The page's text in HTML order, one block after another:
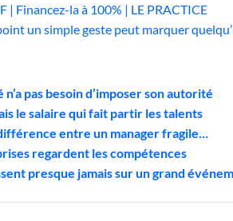
| Financez-la à 100% | LE PRACTICE
un simple geste peut marquer
pas besoin d’imposer son autorité
le salaire qui fait partir les talents
entre un manager fragile…
regardent les compétences
presque jamais sur un grand